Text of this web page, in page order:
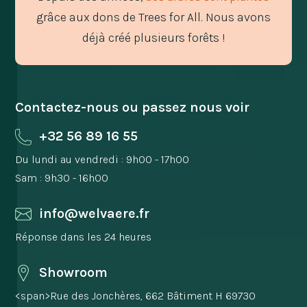
grâce aux dons de Trees for All. Nous avons
déjà créé plusieurs forêts !
Contactez-nous ou passez nous voir
+32 56 89 16 55
Du lundi au vendredi : 9h00 - 17h00
Sam : 9h30 - 16h00
info@welvaere.fr
Réponse dans les 24 heures
Showroom
<span>Rue des Jonchères, 662 Bâtiment H 69730